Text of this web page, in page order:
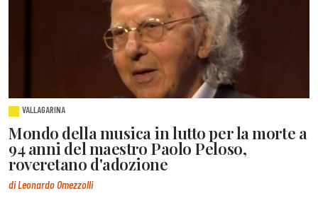
VALLAGARINA
Mondo della musica in lutto per la morte a
94 anni del maestro Paolo Peloso,
roveretano d'adozione
di Leonardo Omezzolli